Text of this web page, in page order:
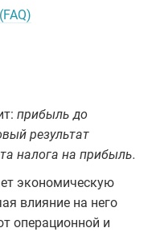
прибыль до
результат
налога на прибыль.
экономическую
влияние на него
операционной и